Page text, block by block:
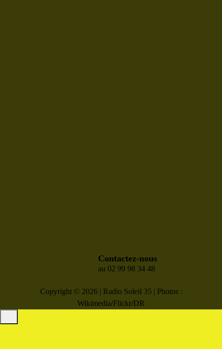
Contactez-nous
au 02 99 98 34 48
Copyright © 2026 | Radio Soleil 35 | Photos :
Wikimedia/Flickr/DR